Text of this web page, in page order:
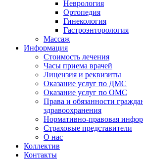
Неврология
Ортопедия
Гинекология
Гастроэнторология
Массаж
Информация
Стоимость лечения
Часы приема врачей
Лицензия и реквизиты
Оказание услуг по ДМС
Оказание услуг по ОМС
Права и обязанности
здравоохранения
Нормативно-правовая
Страховые представители
О нас
Коллектив
Контакты